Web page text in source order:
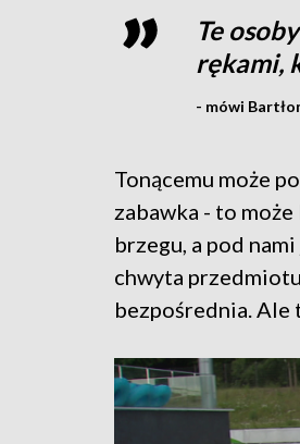
Te
rękami,
- mówi
Tonącemu może
zabawka - to
brzegu, a pod
chwyta
bezpośrednia. Ale